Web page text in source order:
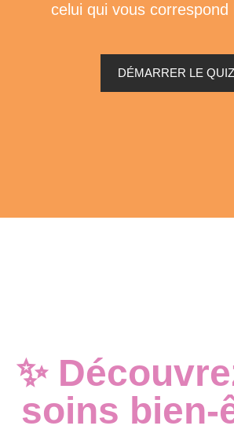
celui qui vous correspond
DÉMARRER LE QUIZ
✨
soins bien-